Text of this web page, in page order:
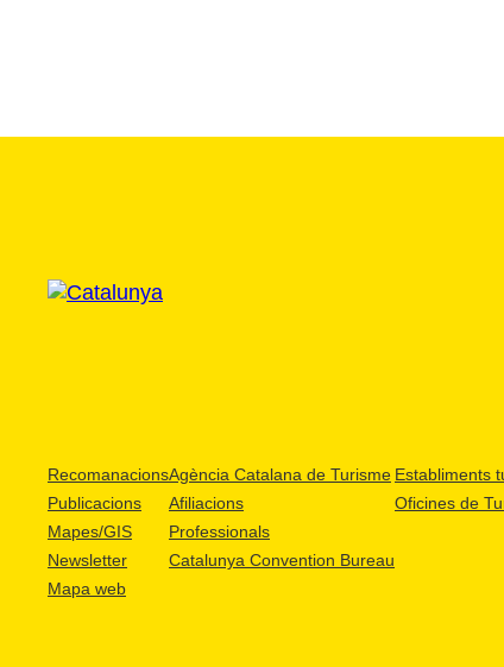
Recomanacions
Publicacions
Mapes/GIS
Newsletter
Mapa web
Agència Catalana de Turisme
Afiliacions
Professionals
Catalunya Convention Bureau
Establiments
Oficines de